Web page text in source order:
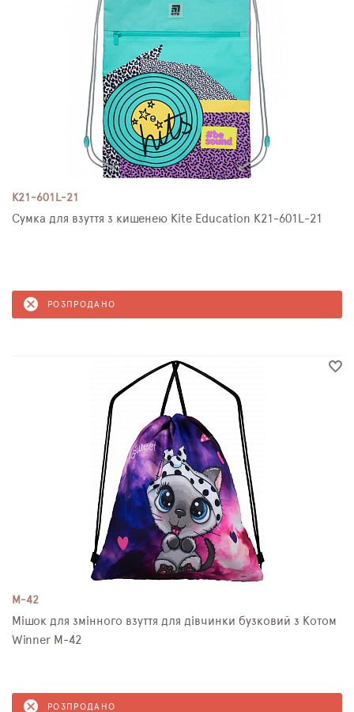
K21-601L-21
Сумка для взуття з кишенею Kite Education K21-601L-21
РОЗПРОДАНО
M-42
Мішок для змінного взуття для дівчинки бузковий з Котом
Winner M-42
РОЗПРОДАНО